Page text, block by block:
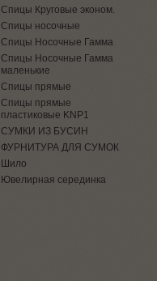
Спицы Круговые эконом.
Спицы носочные
Спицы Носочные Гамма
Спицы Носочные Гамма
маленькие
Спицы прямые
Спицы прямые
пластиковые KNP1
СУМКИ ИЗ БУСИН
ФУРНИТУРА ДЛЯ СУМОК
Шило
Ювелирная серединка